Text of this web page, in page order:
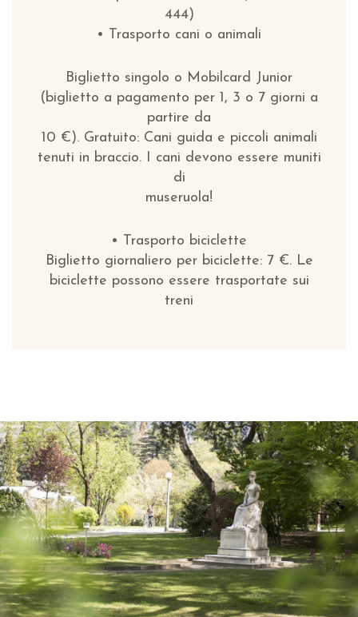
444)
• Trasporto cani o animali
Biglietto singolo o Mobilcard Junior
(biglietto a pagamento per 1, 3 o 7 giorni a
partire da
10 €). Gratuito: Cani guida e piccoli animali
tenuti in braccio. I cani devono essere muniti
di
museruola!
• Trasporto biciclette
Biglietto giornaliero per biciclette: 7 €. Le
biciclette possono essere trasportate sui
treni